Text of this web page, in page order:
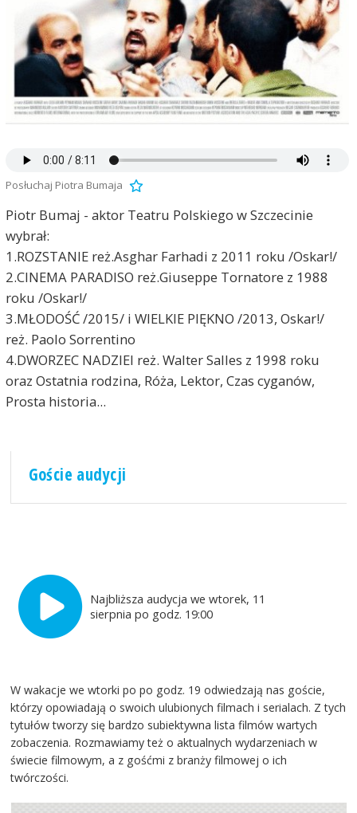
Posłuchaj Piotra Bumaja
Piotr Bumaj - aktor Teatru Polskiego w Szczecinie
wybrał:
1.ROZSTANIE reż.Asghar Farhadi z 2011 roku /Oskar!/
2.CINEMA PARADISO reż.Giuseppe Tornatore z 1988
roku /Oskar!/
3.MŁODOŚĆ /2015/ i WIELKIE PIĘKNO /2013, Oskar!/
reż. Paolo Sorrentino
4.DWORZEC NADZIEI reż. Walter Salles z 1998 roku
oraz Ostatnia rodzina, Róża, Lektor, Czas cyganów,
Prosta historia...
Goście audycji
Najbliższa audycja we wtorek, 11
sierpnia po godz. 19:00
W wakacje we wtorki po po godz. 19 odwiedzają nas goście,
którzy opowiadają o swoich ulubionych filmach i serialach. Z tych
tytułów tworzy się bardzo subiektywna lista filmów wartych
zobaczenia. Rozmawiamy też o aktualnych wydarzeniach w
świecie filmowym, a z gośćmi z branży filmowej o ich
twórczości.